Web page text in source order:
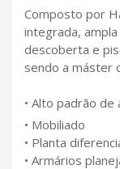
Composto por
integrada,
descoberta e
sendo a máster
• Alto padrão de
• Mobiliado
• Planta
• Armários